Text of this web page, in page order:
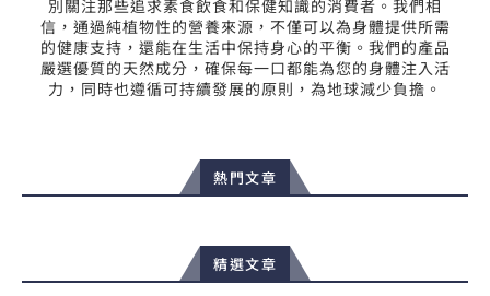
別關注那些追求素食飲食和保健知識的消費者。我們相
信，通過純植物性的營養來源，不僅可以為身體提供所需
的健康支持，還能在生活中保持身心的平衡。我們的產品
嚴選優質的天然成分，確保每一口都能為您的身體注入活
力，同時也遵循可持續發展的原則，為地球減少負擔。
熱門文章
精選文章